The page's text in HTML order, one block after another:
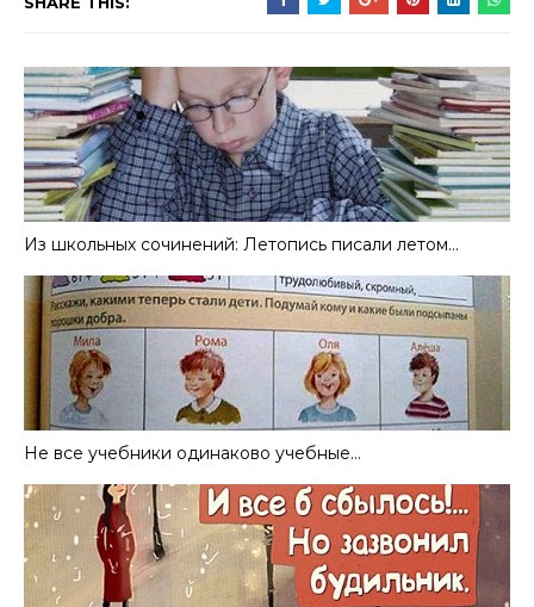
Из школьных сочинений: Летопись писали летом…
Не все учебники одинаково учебные…